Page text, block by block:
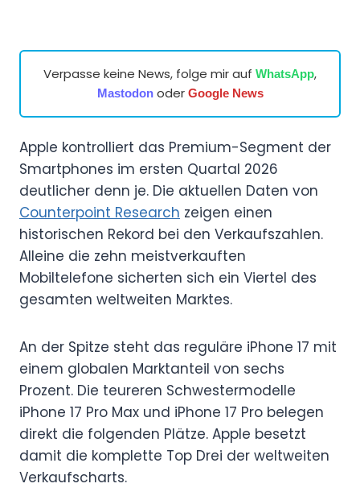
Verpasse keine News, folge mir auf WhatsApp,
Mastodonoder Google News
Apple kontrolliert das Premium-Segment der
Smartphones im ersten Quartal 2026
deutlicher denn je. Die aktuellen Daten von
Counterpoint Research zeigen einen
historischen Rekord bei den Verkaufszahlen.
Alleine die zehn meistverkauften
Mobiltelefone sicherten sich ein Viertel des
gesamten weltweiten Marktes.
An der Spitze steht das reguläre iPhone 17 mit
einem globalen Marktanteil von sechs
Prozent. Die teureren Schwestermodelle
iPhone 17 Pro Max und iPhone 17 Pro belegen
direkt die folgenden Plätze. Apple besetzt
damit die komplette Top Drei der weltweiten
Verkaufscharts.